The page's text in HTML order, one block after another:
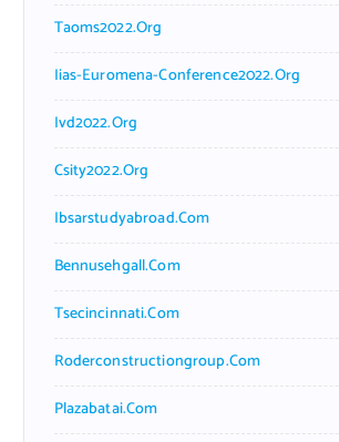
Taoms2022.org
Iias-Euromena-Conference2022.org
Ivd2022.org
Csity2022.org
Ibsarstudyabroad.com
Bennusehgall.com
Tsecincinnati.com
Roderconstructiongroup.com
Plazabatai.com